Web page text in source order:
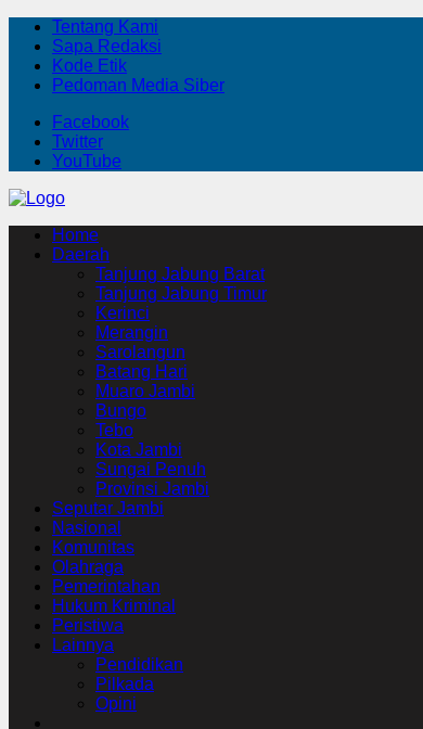
Tentang Kami
Sapa Redaksi
Kode Etik
Pedoman Media Siber
Facebook
Twitter
YouTube
Home
Daerah
Tanjung Jabung Barat
Tanjung Jabung Timur
Kerinci
Merangin
Sarolangun
Batang Hari
Muaro Jambi
Bungo
Tebo
Kota Jambi
Sungai Penuh
Provinsi Jambi
Seputar Jambi
Nasional
Komunitas
Olahraga
Pemerintahan
Hukum Kriminal
Peristiwa
Lainnya
Pendidikan
Pilkada
Opini